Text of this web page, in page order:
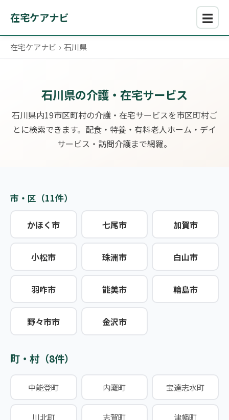
在宅ケアナビ ☰
在宅ケアナビ › 石川県
石川県の介護・在宅サービス
石川県内19市区町村の介護・在宅サービスを市区町村ご
とに検索できます。配食・特養・有料老人ホーム・デイ
サービス・訪問介護まで網羅。
市・区（11件）
かほく市 七尾市 加賀市
小松市 珠洲市 白山市
羽咋市 能美市 輪島市
野々市市 金沢市
町・村（8件）
中能登町 内灘町 宝達志水町
川北町 志賀町 津幡町